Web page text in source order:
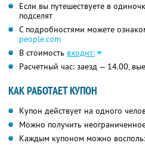
Если вы путешествуете в
подселят
С подробностями можете
people.com
В стоимость входит:
Расчетный час: заезд — 14.00,
КАК РАБОТАЕТ КУПОН
Купон действует на одного
Можно получить
Каждым купоном можно